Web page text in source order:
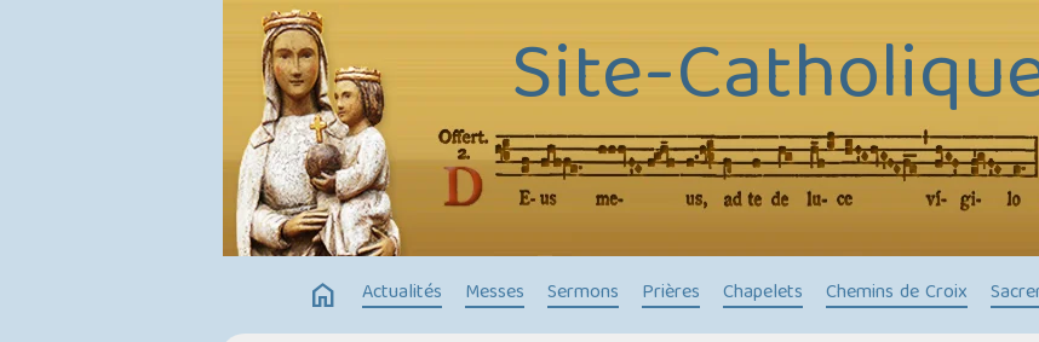
Site-
home Actualités Messes Sermons Prières Chapelets Chemins de Croix